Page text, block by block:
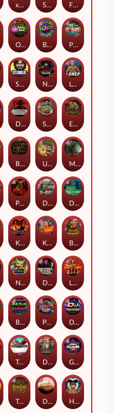
Nexus Blood & Shadow
Kill Em All Blood Diamond
Dead, Dead, or Deader Skate or Die
Stockholm Syndrome
Bangkok Hilton
Nexus Outsourced
Loner
Outsourced: Payday
Kiss My Chainsaw
Brick Snake 2000
Flight Mode
Little Bighorn
Benji Killed in Vegas
Devil's Crossroad
Dragon Tribe
Evil Goblins xBomb
Gluttony
Serial
Punk Toilet
Possessed
Deadwood xNudge
Disturbed
DJ Psycho
Tombstone
Punk Rocker
Harlequin Carnival
Misery Mining
xWays Hoarder xSplit
True kult
D Day
Ugliest Catch